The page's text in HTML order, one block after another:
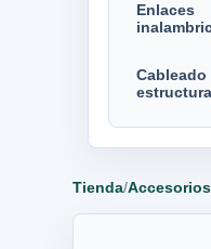
Enlaces
Cableado
Tienda/Accesorios